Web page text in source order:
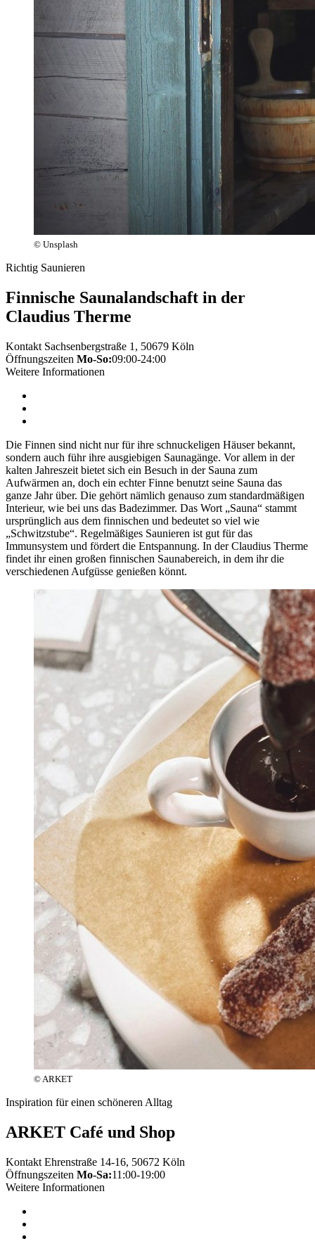
© Unsplash
Richtig Saunieren
Finnische Saunalandschaft in der
Claudius Therme
Kontakt Sachsenbergstraße 1, 50679 Köln
Öffnungszeiten Mo-So:09:00-24:00
Weitere Informationen
Die Finnen sind nicht nur für ihre schnuckeligen Häuser bekannt,
sondern auch führ ihre ausgiebigen Saunagänge. Vor allem in der
kalten Jahreszeit bietet sich ein Besuch in der Sauna zum
Aufwärmen an, doch ein echter Finne benutzt seine Sauna das
ganze Jahr über. Die gehört nämlich genauso zum standardmäßigen
Interieur, wie bei uns das Badezimmer. Das Wort „Sauna“ stammt
ursprünglich aus dem finnischen und bedeutet so viel wie
„Schwitzstube“. Regelmäßiges Saunieren ist gut für das
Immunsystem und fördert die Entspannung. In der Claudius Therme
findet ihr einen großen finnischen Saunabereich, in dem ihr die
verschiedenen Aufgüsse genießen könnt.
© ARKET
Inspiration für einen schöneren Alltag
ARKET Café und Shop
Kontakt Ehrenstraße 14-16, 50672 Köln
Öffnungszeiten Mo-Sa:11:00-19:00
Weitere Informationen